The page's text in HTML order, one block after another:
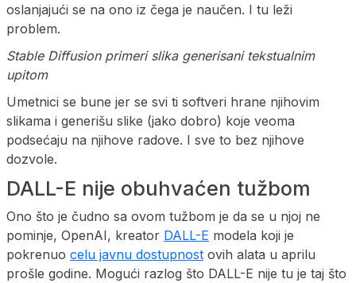
oslanjajući se na ono iz čega je naučen. I tu leži
problem.
Stable Diffusion primeri slika generisani tekstualnim
upitom
Umetnici se bune jer se svi ti softveri hrane njihovim
slikama i generišu slike (jako dobro) koje veoma
podsećaju na njihove radove. I sve to bez njihove
dozvole.
DALL-E nije obuhvaćen tužbom
Ono što je čudno sa ovom tužbom je da se u njoj ne
pominje, OpenAI, kreator DALL-E modela koji je
pokrenuo celu javnu dostupnost ovih alata u aprilu
prošle godine. Mogući razlog što DALL-E nije tu je taj što